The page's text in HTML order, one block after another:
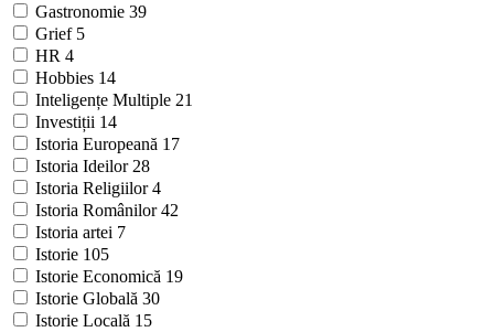
Gastronomie 39
Grief 5
HR 4
Hobbies 14
Inteligențe Multiple 21
Investiții 14
Istoria Europeană 17
Istoria Ideilor 28
Istoria Religiilor4
Istoria Românilor42
Istoria artei 7
Istorie 105
Istorie Economică 19
Istorie Globală 30
Istorie Locală 15